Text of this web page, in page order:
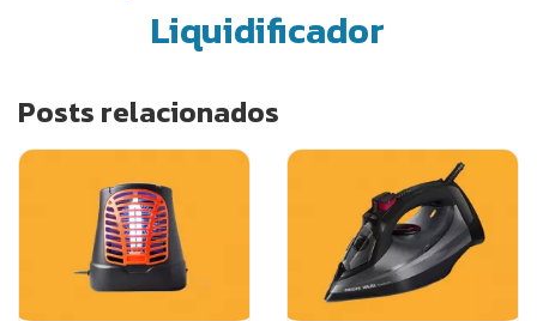
Liquidificador
Posts relacionados